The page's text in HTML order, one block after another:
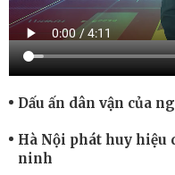
Dấu ấn dân vận của
Hà Nội phát huy hiệu
ninh